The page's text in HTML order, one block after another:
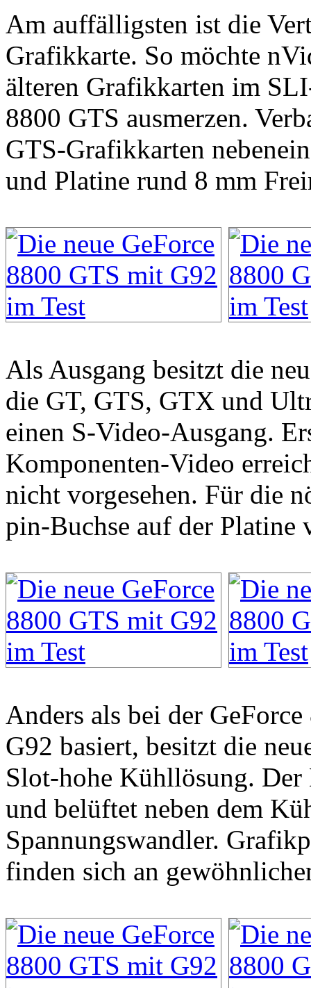
Am auffälligsten ist die
Grafikkarte. So möchte
älteren Grafikkarten im
8800 GTS ausmerzen.
GTS-Grafikkarten
und Platine rund 8 mm
Als Ausgang besitzt die
die GT, GTS, GTX und
einen S-Video-Ausgang.
Komponenten-Video
nicht vorgesehen. Für die
pin-Buchse auf der Platine
Anders als bei der
G92 basiert, besitzt die
Slot-hohe Kühllösung.
und belüftet neben dem
Spannungswandler.
finden sich an